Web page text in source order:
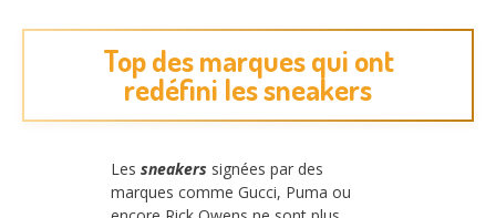
Top des marques qui ont
redéfini les sneakers
Les sneakers signées par des
marques comme Gucci, Puma ou